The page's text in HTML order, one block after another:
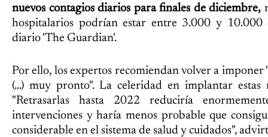
nuevos contagios diarios para finales de diciembre,
hospitalarios podrían estar entre 3.000 y 10.000
diario 'The Guardian'.
Por ello, los expertos recomiendan volver a imponer
(...) muy pronto". La celeridad en implantar estas
"Retrasarlas hasta 2022 reduciría
intervenciones y haría menos probable que
considerable en el sistema de salud y cuidados",